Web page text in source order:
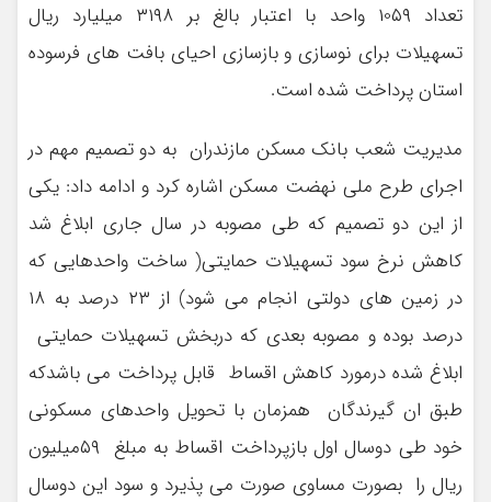
تعداد ۱0۵۹ واحد با اعتبار بالغ بر ۳۱۹۸ میلیارد ریال
تسهیلات برای نوسازی و بازسازی احیای بافت های فرسوده
استان پرداخت شده است.
مدیریت شعب بانک مسکن مازندران به دو تصمیم مهم در
اجرای طرح ملی نهضت مسکن اشاره کرد و ادامه داد: یکی
از این دو تصمیم که طی مصوبه در سال جاری ابلاغ شد
کاهش نرخ سود تسهیلات حمایتی( ساخت واحدهایی که
در زمین های دولتی انجام می شود) از ۲۳ درصد به ۱۸
درصد بوده و مصوبه بعدی که دربخش تسهیلات حمایتی
ابلاغ شده درمورد كاهش اقساط قابل پرداخت می باشدکه
طبق ان گیرندگان همزمان با تحویل واحدهای مسکونی
خود طی دوسال اول بازپرداخت اقساط به مبلغ ۵۹میلیون
ریال را بصورت مساوي صورت مي پذيرد و سود این دوسال